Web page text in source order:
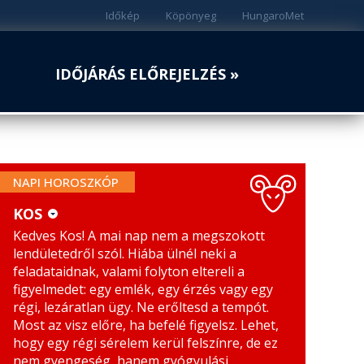
HungaroMet
Köpönyeg
Időkép
IDŐJÁRÁS ELŐREJELZÉS »
NAPI HOROSZKÓP
KOS
BIKA
IKREK
RÁK
MÉRLEG
SKORPIÓ
NYILAS
BAK
KOS
Kedves Kos! A mai nap nem a megszokott
lendületedről szól. Hiába ülnél neki a
feladataidnak, valami folyton eltereli a
figyelmedet: egy emlék, egy érzés vagy egy
régi, lezáratlan ügy. Ne erőltesd a tempót.
Most az visz előre, ha befelé figyelsz. Lehet,
hogy egy régi sérelem kerül felszínre, de ez